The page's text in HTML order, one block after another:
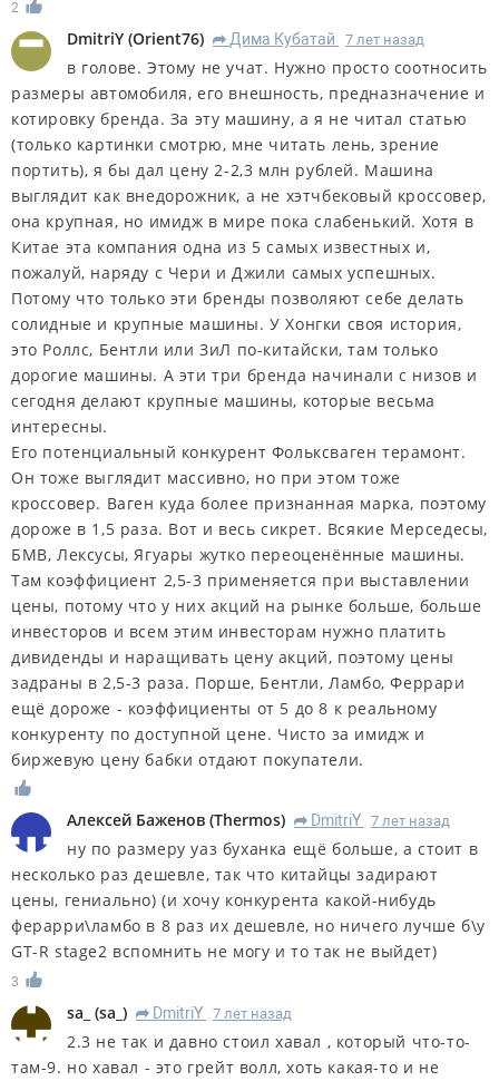
2
DmitriY (Orient76) R Дима Кубатай 7 лет назад
в голове. Этому не учат. Нужно просто соотносить
размеры автомобиля, его внешность, предназначение и
котировку бренда. За эту машину, а я не читал статью
(только картинки смотрю, мне читать лень, зрение
портить), я бы дал цену 2-2,3 млн рублей. Машина
выглядит как внедорожник, а не хэтчбековый кроссовер,
она крупная, но имидж в мире пока слабенький. Хотя в
Китае эта компания одна из 5 самых известных и,
пожалуй, наряду с Чери и Джили самых успешных.
Потому что только эти бренды позволяют себе делать
солидные и крупные машины. У Хонгки своя история,
это Роллс, Бентли или ЗиЛ по-китайски, там только
дорогие машины. А эти три бренда начинали с низов и
сегодня делают крупные машины, которые весьма
интересны.
Его потенциальный конкурент Фольксваген терамонт.
Он тоже выглядит массивно, но при этом тоже
кроссовер. Ваген куда более признанная марка, поэтому
дороже в 1,5 раза. Вот и весь сикрет. Всякие Мерседесы,
БМВ, Лексусы, Ягуары жутко переоценённые машины.
Там коэффициент 2,5-3 применяется при выставлении
цены, потому что у них акций на рынке больше, больше
инвесторов и всем этим инвесторам нужно платить
дивиденды и наращивать цену акций, поэтому цены
задраны в 2,5-3 раза. Порше, Бентли, Ламбо, Феррари
ещё дороже - коэффициенты от 5 до 8 к реальному
конкуренту по доступной цене. Чисто за имидж и
биржевую цену бабки отдают покупатели.
Алексей Баженов (Thermos) R DmitriY 7 лет назад
ну по размеру уаз буханка ещё больше, а стоит в
несколько раз дешевле, так что китайцы задирают
цены, гениально) (и хочу конкурента какой-нибудь
ферарри\ламбо в 8 раз их дешевле, но ничего лучше б\у
GT-R stage2 вспомнить не могу и то так не выйдет)
3
sa_ (sa_ ) R DmitriY 7 лет назад
2.3 не так и давно стоил хавал , который что-то-
там-9. но хавал - это грейт волл, хоть какая-то и не